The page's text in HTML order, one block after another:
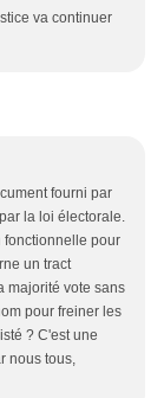
va continuer
fourni par
la loi électorale.
fonctionnelle pour
un tract
majorité vote sans
pour freiner les
? C'est une
nous tous,